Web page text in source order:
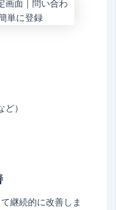
）
継続的に改善しま